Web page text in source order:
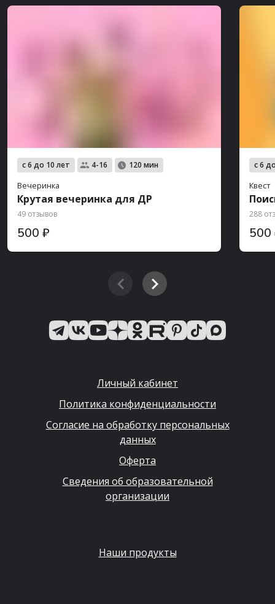
с 6 до 10 лет 4-16 120 мин
Вечеринка
Крутая вечеринка для ДР
49 отзывов
500 ₽
с 6
Квест
288
500
Личный кабинет
Политика конфиденциальности
Согласие на обработку персональных
данных
Оферта
Сведения об образовательной
организации
Наши продукты